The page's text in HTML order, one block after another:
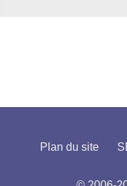
Plan du site